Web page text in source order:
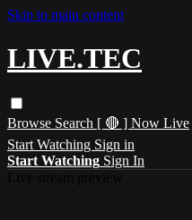
Skip to main content
LIVE.TEC
Browse Search [ 🔴 ] Now Live
Start Watching Sign in
Start Watching Sign In